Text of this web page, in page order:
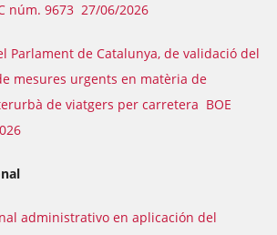
núm. 9673 27/06/2026
Parlament de Catalunya, de validació del
mesures urgents en matèria de
de viatgers per carretera BOE
administrativo en aplicación del